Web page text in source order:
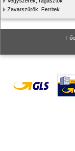
Zavarszűrők, Ferritek